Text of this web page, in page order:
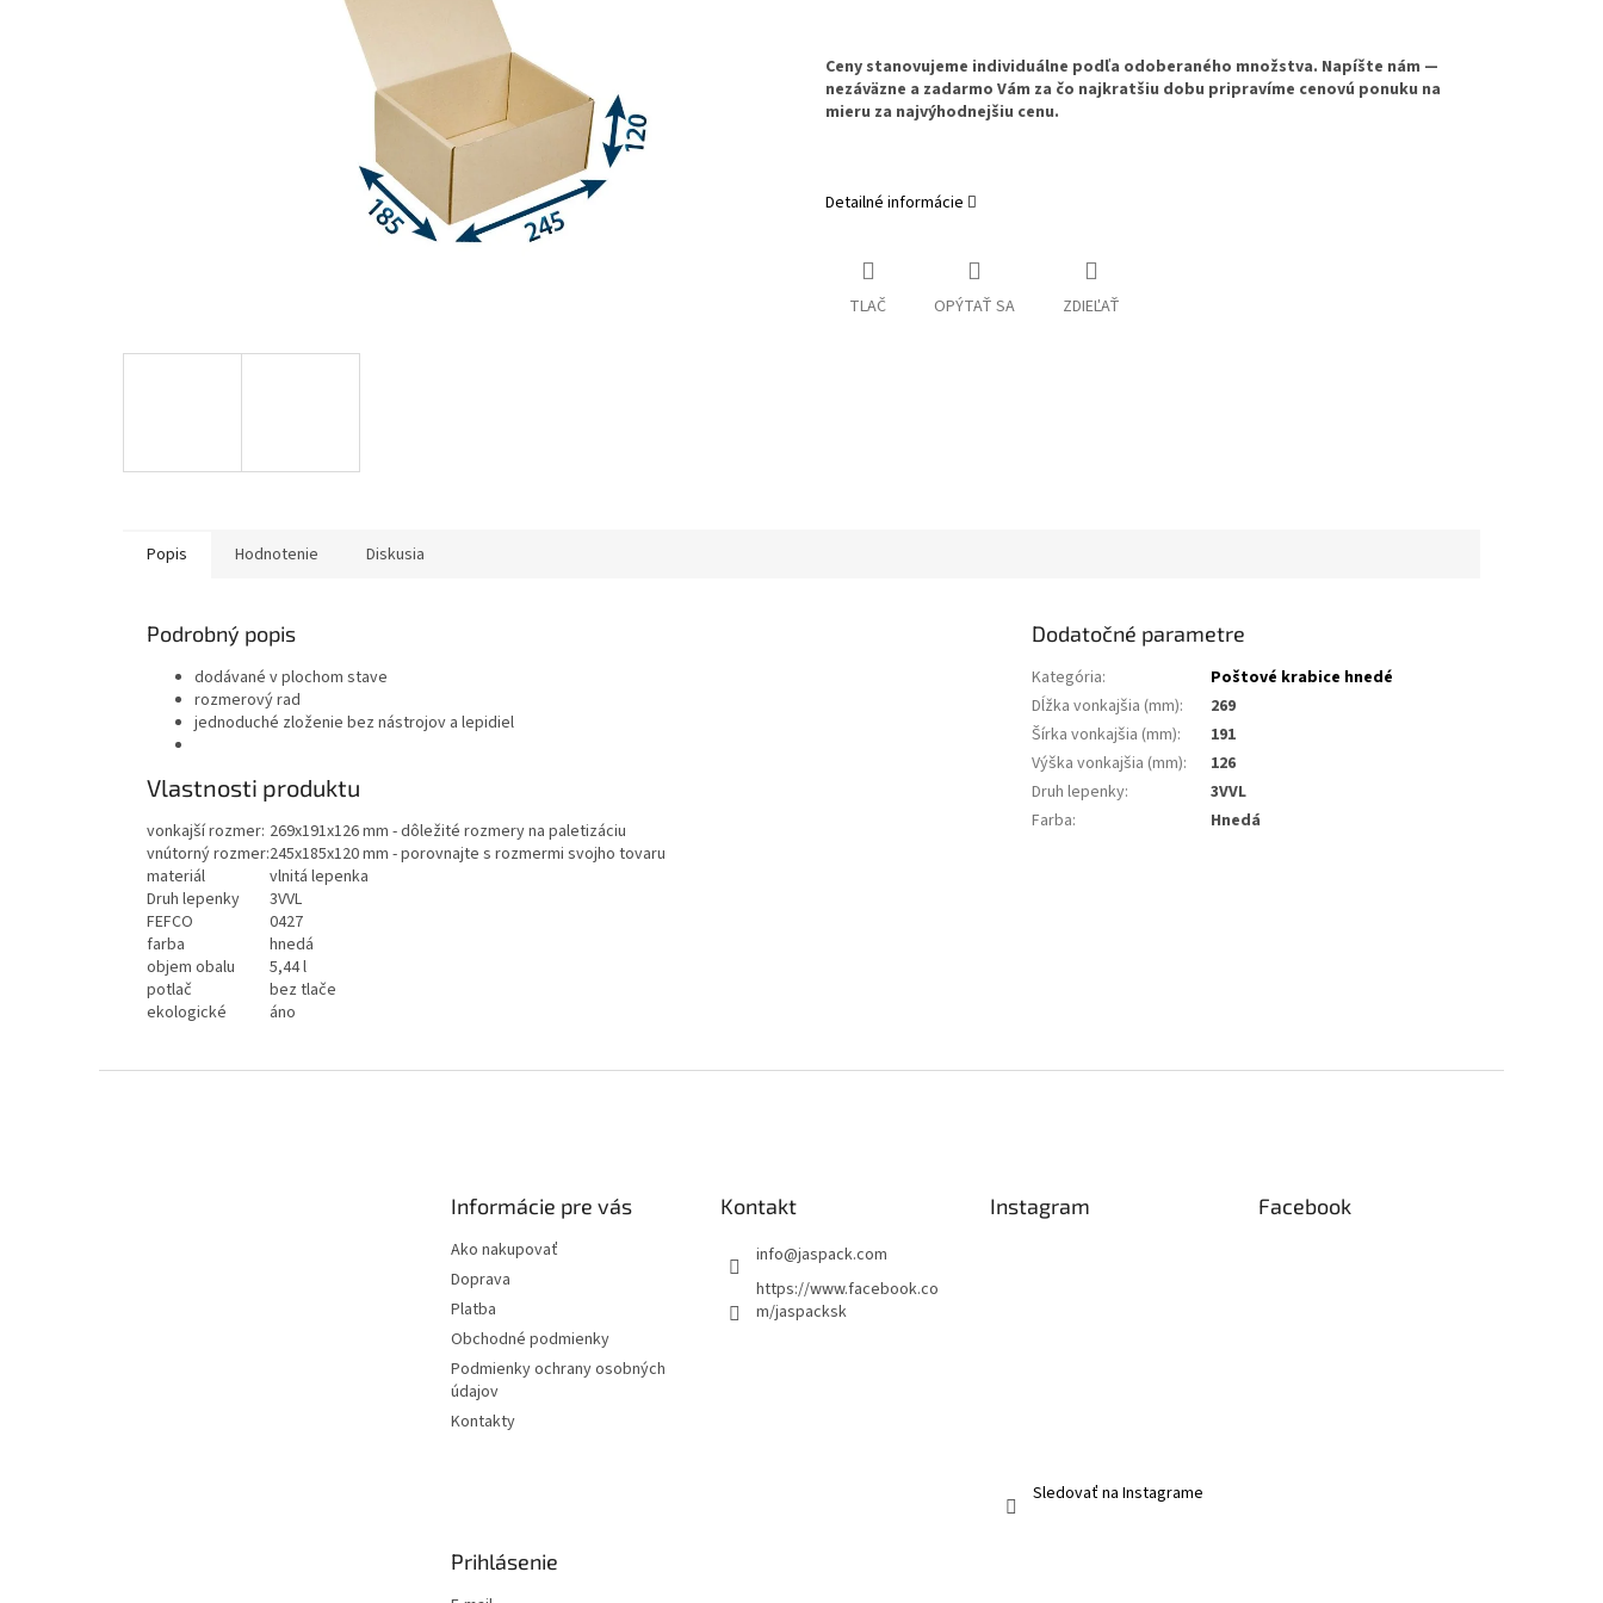
Ceny stanovujeme individuálne podľa odoberaného množstva. Napíšte nám —
nezáväzne a zadarmo Vám za čo najkratšiu dobu pripravíme cenovú ponuku na
mieru za najvýhodnejšiu cenu.
Detailné informácie
TLAČ OPÝTAŤ SA ZDIEĽAŤ
Popis Hodnotenie Diskusia
Podrobný popis
dodávané v plochom stave
rozmerový rad
jednoduché zloženie bez nástrojov a lepidiel
Vlastnosti produktu
vonkajší rozmer: 269x191x126 mm - dôležité rozmery na paletizáciu
vnútorný rozmer:245x185x120 mm - porovnajte s rozmermi svojho tovaru
materiál
vlnitá lepenka
Druh lepenky
3VVL
FEFCO
0427
farba
hnedá
objem obalu
5,44 l
potlač
bez tlače
ekologické
áno
Dodatočné parametre
Kategória:
Poštové krabice hnedé
Dĺžka vonkajšia (mm):
269
Šírka vonkajšia (mm):
191
Výška vonkajšia (mm):
126
Druh lepenky:
3VVL
Farba: Hnedá
Informácie pre vás
Ako nakupovať
Doprava
Platba
Obchodné podmienky
Podmienky ochrany osobných
údajov
Kontakty
Kontakt
info@jaspack.com
https://www.facebook.co
m/jaspacksk
Instagram
Sledovať na Instagrame
Facebook
Prihlásenie